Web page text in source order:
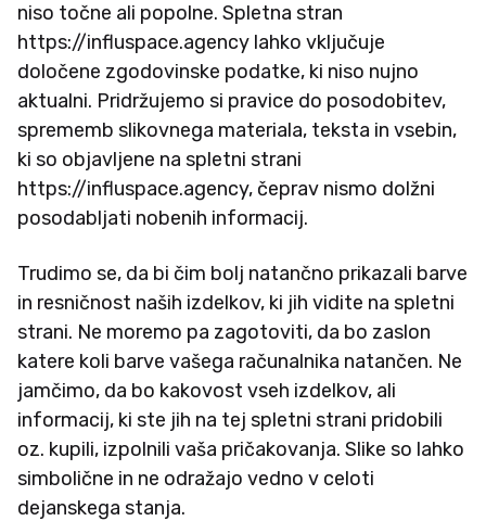
niso točne ali popolne. Spletna stran
https://influspace.agency lahko vključuje
določene zgodovinske podatke, ki niso nujno
aktualni. ​Pridržujemo si pravice do posodobitev,
sprememb slikovnega materiala, teksta in vsebin,
ki so objavljene na spletni strani
https://influspace.agency, čeprav nismo dolžni
posodabljati nobenih informacij.
Trudimo se, da bi čim bolj natančno prikazali barve
in resničnost naših izdelkov, ki jih vidite na spletni
strani. Ne moremo pa zagotoviti, da bo zaslon
katere koli barve vašega računalnika natančen. Ne
jamčimo, da bo kakovost vseh izdelkov, ali
informacij, ki ste jih na tej spletni strani pridobili
oz. kupili, izpolnili vaša pričakovanja. Slike so lahko
simbolične in ne odražajo vedno v celoti
dejanskega stanja.